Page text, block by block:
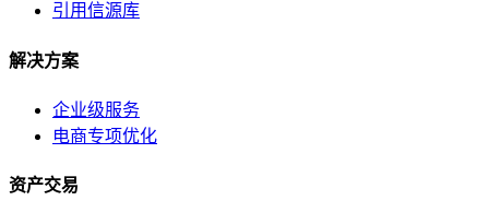
引用信源库
解决方案
企业级服务
电商专项优化
资产交易